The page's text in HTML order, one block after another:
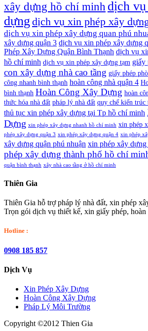
xây dựng hồ chí minh dịch
dựng dịch vụ xin phép xây
dịch vụ xin phép xây dựng quan phú
xây dựng quận 3 dịch vụ xin phép xây dựng
Phép Xây Dựng Quận Bình Thạnh dịch vụ
hồ chí minh dịch vụ xin phép xây dựng tạm giấy
con xây dựng nhà cao tầng giấy phép
công nhanh bình thạnh hoàn công nhà quận 4
bình thạnh Hoàn Công Xây Dựng hoàn
thức hóa nhà đất pháp lý nhà đất quy chế kiến trúc
thủ tục xin phép xây dựng tại Tp hồ chí minh
Dựng xin phép xây dựng nhanh hồ chí minh xin phép
phép xây dựng quận 3 xin phép xây dựng quận 4 xin phép
xây dựng quận phú nhuận xin phép xây
phép xây dựng thành phố hồ chí
quận bình thạnh xây nhà cao tầng ở hồ chí minh
Thiên Gia
Thiên Gia hỗ trợ pháp lý nhà đất, xin phép
Trọn gói dịch vụ thiết kế, xin giấy phép, hoàn
Hotline :
0908 185 857
Dịch Vụ
Xin Phép Xây Dựng
Hoàn Công Xây Dựng
Pháp Lý Môi Trường
Copyright ©2012 Thien Gia